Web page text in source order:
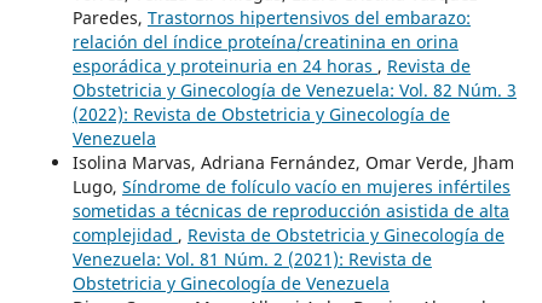
Paredes, Trastornos hipertensivos del embarazo:
relación del índice proteína/creatinina en orina
esporádica y proteinuria en 24 horas , Revista de
Obstetricia y Ginecología de Venezuela: Vol. 82 Núm. 3
(2022): Revista de Obstetricia y Ginecología de
Venezuela
Isolina Marvas, Adriana Fernández, Omar Verde, Jham
Lugo, Síndrome de folículo vacío en mujeres infértiles
sometidas a técnicas de reproducción asistida de alta
complejidad , Revista de Obstetricia y Ginecología de
Venezuela: Vol. 81 Núm. 2 (2021): Revista de
Obstetricia y Ginecología de Venezuela